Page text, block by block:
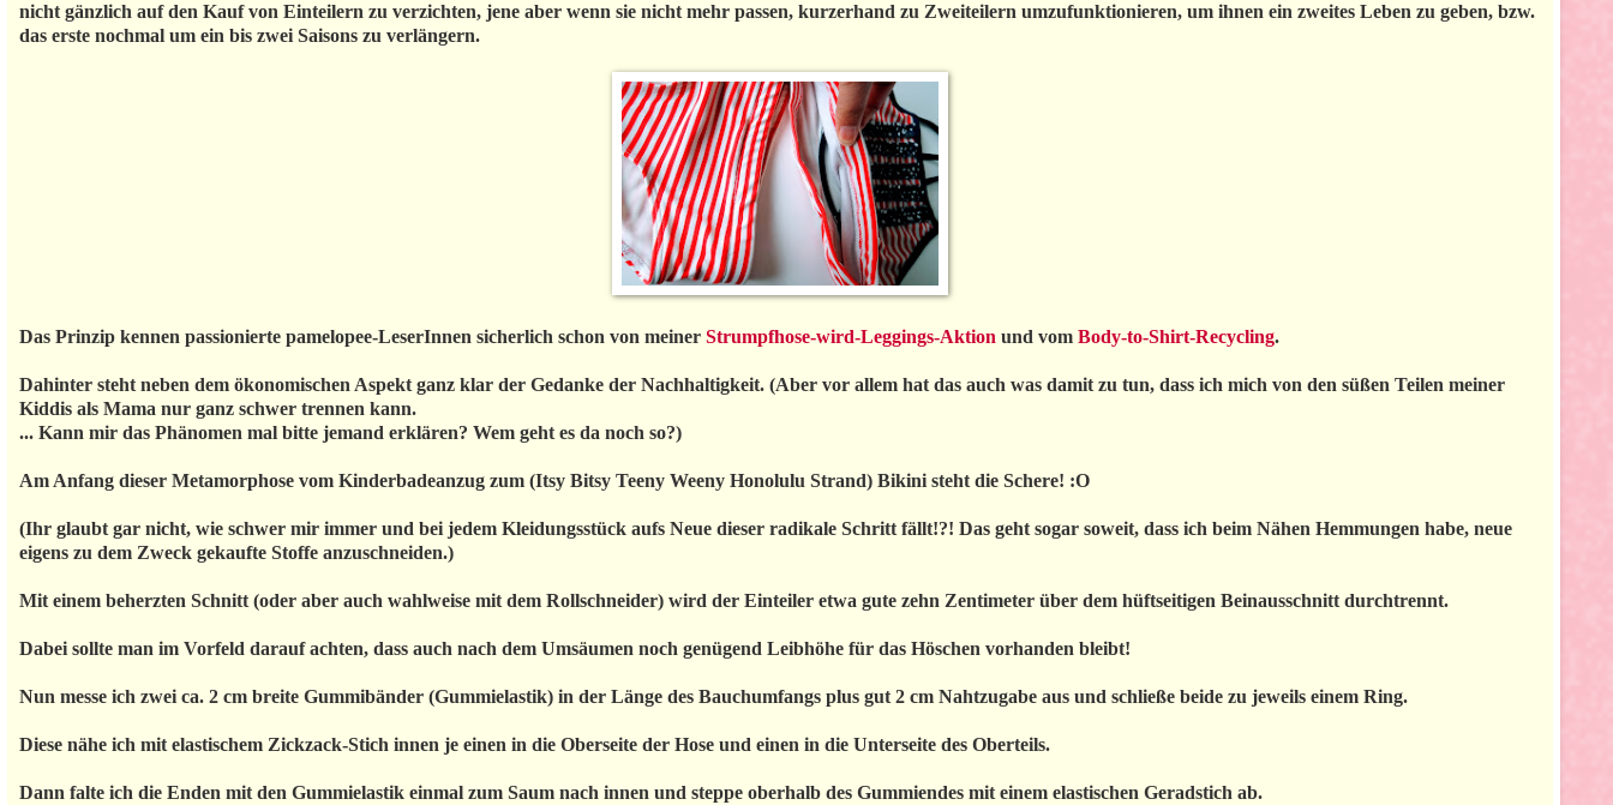
nicht gänzlich auf den Kauf von Einteilern zu verzichten, jene aber wenn sie nicht mehr passen, kurzerhand zu Zweiteilern umzufunktionieren, um ihnen ein zweites Leben zu geben, bzw.
das erste nochmal um ein bis zwei Saisons zu verlängern.
Das Prinzip kennen passionierte pamelopee-LeserInnen sicherlich schon von meiner Strumpfhose-wird-Leggings-Aktion und vom Body-to-Shirt-Recycling.
Dahinter steht neben dem ökonomischen Aspekt ganz klar der Gedanke der Nachhaltigkeit. (Aber vor allem hat das auch was damit zu tun, dass ich mich von den süßen Teilen meiner
Kiddis als Mama nur ganz schwer trennen kann.
... Kann mir das Phänomen mal bitte jemand erklären? Wem geht es da noch so?)
Am Anfang dieser Metamorphose vom Kinderbadeanzug zum (Itsy Bitsy Teeny Weeny Honolulu Strand) Bikini steht die Schere! :O
(Ihr glaubt gar nicht, wie schwer mir immer und bei jedem Kleidungsstück aufs Neue dieser radikale Schritt fällt!?! Das geht sogar soweit, dass ich beim Nähen Hemmungen habe, neue
eigens zu dem Zweck gekaufte Stoffe anzuschneiden.)
Mit einem beherzten Schnitt (oder aber auch wahlweise mit dem Rollschneider) wird der Einteiler etwa gute zehn Zentimeter über dem hüftseitigen Beinausschnitt durchtrennt.
Dabei sollte man im Vorfeld darauf achten, dass auch nach dem Umsäumen noch genügend Leibhöhe für das Höschen vorhanden bleibt!
Nun messe ich zwei ca. 2 cm breite Gummibänder (Gummielastik) in der Länge des Bauchumfangs plus gut 2 cm Nahtzugabe aus und schließe beide zu jeweils einem Ring.
Diese nähe ich mit elastischem Zickzack-Stich innen je einen in die Oberseite der Hose und einen in die Unterseite des Oberteils.
Dann falte ich die Enden mit den Gummielastik einmal zum Saum nach innen und steppe oberhalb des Gummiendes mit einem elastischen Geradstich ab.